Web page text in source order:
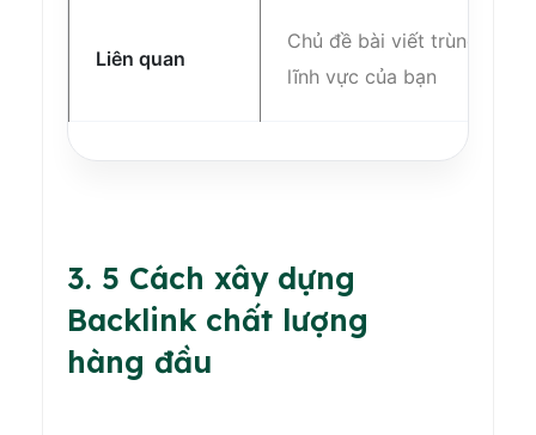
Liên quan
Chủ đề bài viết trùng khớp
lĩnh vực của bạn
3. 5 Cách xây dựng
Backlink chất lượng
hàng đầu